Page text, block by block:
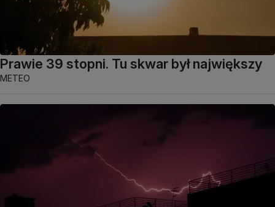
Prawie 39 stopni. Tu skwar był największy
METEO